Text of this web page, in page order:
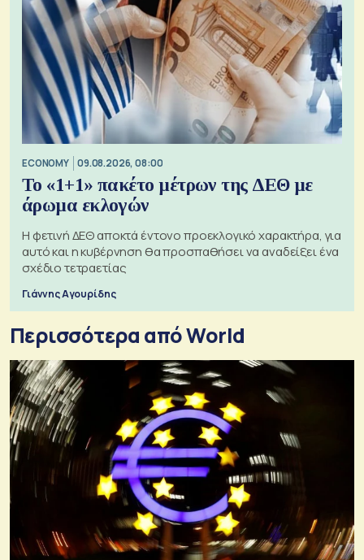
ECONOMY 09.08.2026, 08:00
Το «1+1» πακέτο μέτρων της ΔΕΘ με
άρωμα εκλογών
Η φετινή ΔΕΘ αποκτά έντονο προεκλογικό χαρακτήρα, για
αυτό και η κυβέρνηση θα προσπαθήσει να αναδείξει ένα
σχέδιο τετραετίας
Γιάννης Αγουρίδης
Περισσότερα από World